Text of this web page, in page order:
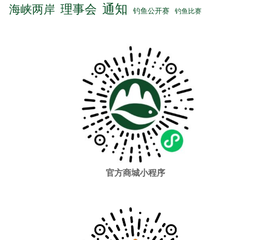
海峡两岸 理事会 通知 钓鱼公开赛 钓鱼比赛
官方商城小程序